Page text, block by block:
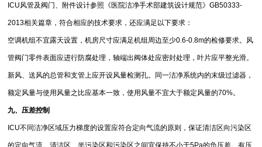
ICU风管及阀门、附件设计参照《医院洁净手术部建筑设计规范》GB50333-
2013相关篇章，符合相应的技术要求，还应满足以下要求：
空调机组不宜露天设置，机房尺寸应满足机组周边至少0.6-0.8m的检修要求。风
管阀门零件表面应进行防腐处理，轴端出阀体处应密封处理，叶片应平整光滑。
新风、送风的总管和支管上应开设风量检测孔。同一洁净系统内的末级过滤器，
额定风量与使用风量之比应基本一致，使用风量不宜大于额定风量的70%。
九、压差控制
ICU不同洁净区域压力梯度的设置应符合定向气流的原则，保证清洁区向污染区
的定向气流。清洁区、半污染区和污染区之间宜保持不小于5Pa的负压差。有压